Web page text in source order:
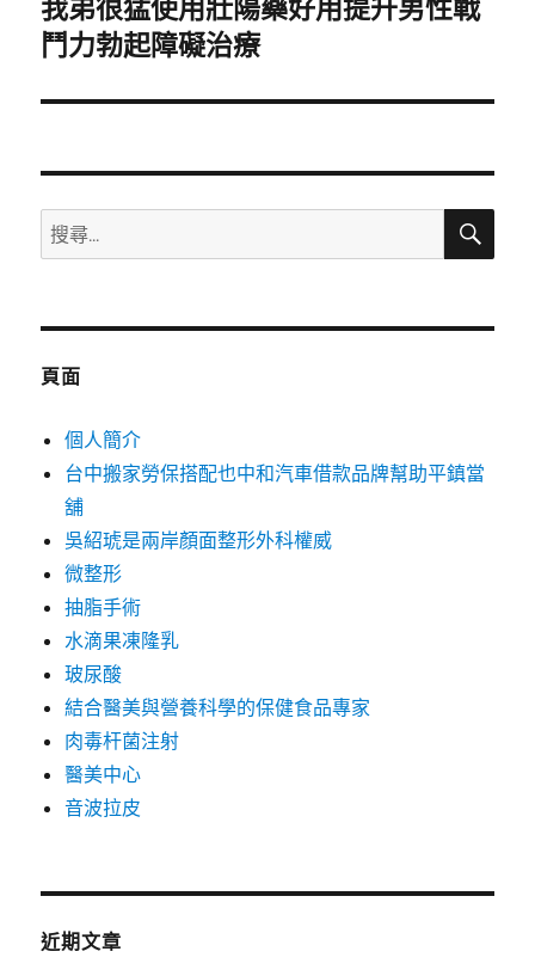
下
一
文
我弟很猛使用壯陽藥好用提升男性戰
鬥力勃起障礙治療
搜
尋
鍵
搜
頁面
個人簡介
台中搬家勞保搭配也中和汽車借款品牌幫助平鎮當
舖
吳紹琥是兩岸顏面整形外科權威
微整形
抽脂手術
水滴果凍隆乳
玻尿酸
結合醫美與營養科學的保健食品專家
肉毒杆菌注射
醫美中心
音波拉皮
近期文章